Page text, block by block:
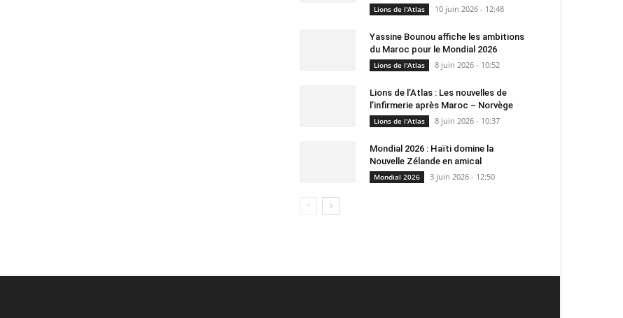
Lions de l'Atlas 10 juin 2026 - 12:48
Yassine Bounou affiche les ambitions
du Maroc pour le Mondial 2026
Lions de l'Atlas 8 juin 2026 - 10:52
Lions de l’Atlas : Les nouvelles de
l’infirmerie après Maroc – Norvège
Lions de l'Atlas 8 juin 2026 - 10:37
Mondial 2026 : Haïti domine la
Nouvelle Zélande en amical
Mondial 2026 3 juin 2026 - 12:50